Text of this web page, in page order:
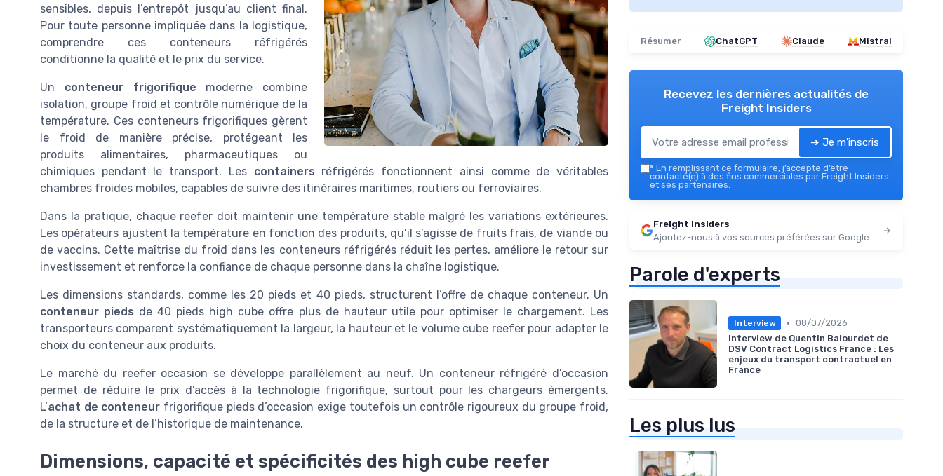
sensibles, depuis l’entrepôt jusqu’au client final.
Pour toute personne impliquée dans la logistique,
comprendre ces conteneurs réfrigérés
conditionne la qualité et le prix du service.
Un conteneur frigorifique moderne combine
isolation, groupe froid et contrôle numérique de la
température. Ces conteneurs frigorifiques gèrent
le froid de manière précise, protégeant les
produits alimentaires, pharmaceutiques ou
chimiques pendant le transport. Les containers réfrigérés fonctionnent ainsi comme de véritables
chambres froides mobiles, capables de suivre des itinéraires maritimes, routiers ou ferroviaires.
Dans la pratique, chaque reefer doit maintenir une température stable malgré les variations extérieures.
Les opérateurs ajustent la température en fonction des produits, qu’il s’agisse de fruits frais, de viande ou
de vaccins. Cette maîtrise du froid dans les conteneurs réfrigérés réduit les pertes, améliore le retour sur
investissement et renforce la confiance de chaque personne dans la chaîne logistique.
Les dimensions standards, comme les 20 pieds et 40 pieds, structurent l’offre de chaque conteneur. Un
conteneur pieds de 40 pieds high cube offre plus de hauteur utile pour optimiser le chargement. Les
transporteurs comparent systématiquement la largeur, la hauteur et le volume cube reefer pour adapter le
choix du conteneur aux produits.
Le marché du reefer occasion se développe parallèlement au neuf. Un conteneur réfrigéré d’occasion
permet de réduire le prix d’accès à la technologie frigorifique, surtout pour les chargeurs émergents.
L’achat de conteneur frigorifique pieds d’occasion exige toutefois un contrôle rigoureux du groupe froid,
de la structure et de l’historique de maintenance.
Dimensions, capacité et spécificités des high cube reefer
Résumer ChatGPT Claude Mistral
Recevez les dernières actualités de
Freight Insiders
➔ Je m'inscris
* En remplissant ce formulaire, j’accepte d’être
contacté(e) à des fins commerciales par Freight Insiders
et ses partenaires.
Freight Insiders
Ajoutez-nous à vos sources préférées sur Google
Parole d'experts
Interview • 08/07/2026
Interview de Quentin Balourdet de
DSV Contract Logistics France : Les
enjeux du transport contractuel en
France
Les plus lus